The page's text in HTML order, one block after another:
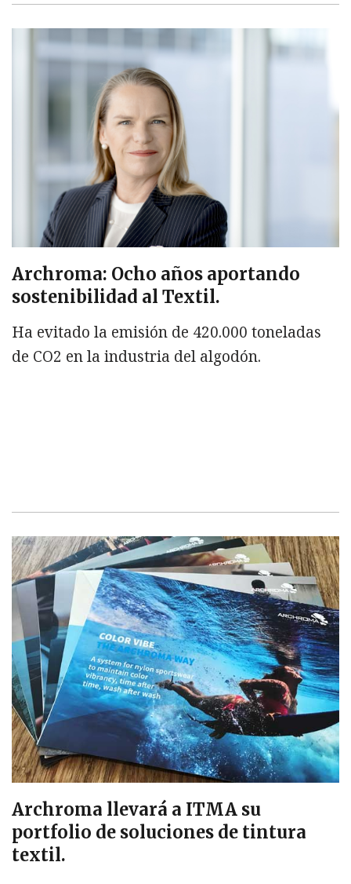
Archroma: Ocho años aportando
sostenibilidad al Textil.
Ha evitado la emisión de 420.000 toneladas
de CO2 en la industria del algodón.
Archroma llevará a ITMA su
portfolio de soluciones de tintura
textil.